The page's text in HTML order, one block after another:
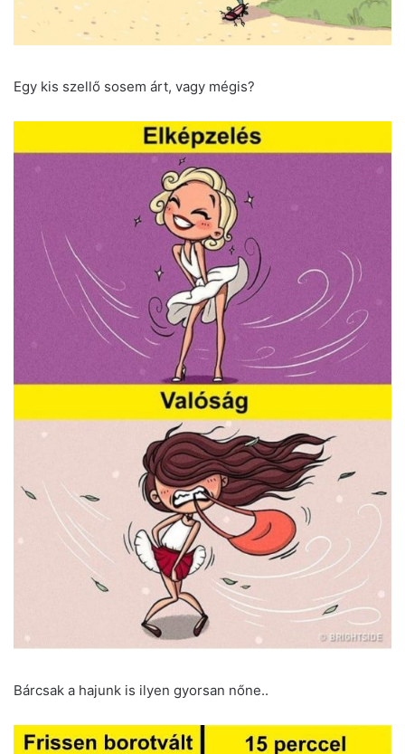
Egy kis szellő sosem árt, vagy mégis?
Bárcsak a hajunk is ilyen gyorsan nőne..